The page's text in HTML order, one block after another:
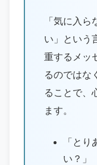
「気に入
い」という
重するメッ
るのではな
ることで、
ます。
「と
い？」